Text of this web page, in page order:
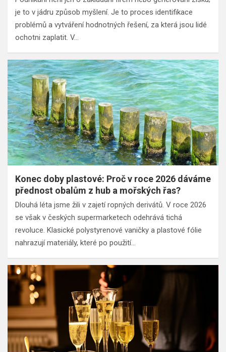
je to v jádru způsob myšlení. Je to proces identifikace
problémů a vytváření hodnotných řešení, za která jsou lidé
ochotni zaplatit. V…
Konec doby plastové: Proč v roce 2026 dáváme
přednost obalům z hub a mořských řas?
Dlouhá léta jsme žili v zajetí ropných derivátů. V roce 2026
se však v českých supermarketech odehrává tichá
revoluce. Klasické polystyrenové vaničky a plastové fólie
nahrazují materiály, které po použití…